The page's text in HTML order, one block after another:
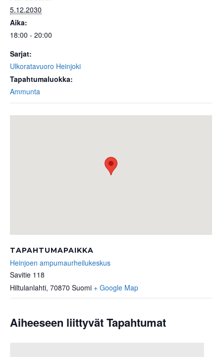
5.12.2030
Aika:
18:00 - 20:00
Sarjat:
Ulkoratavuoro Heinjoki
Tapahtumaluokka:
Ammunta
TAPAHTUMAPAIKKA
Heinjoen ampumaurheilukeskus
Savitie 118
Hiltulanlahti, 70870 Suomi + Google Map
Aiheeseen liittyvät Tapahtumat